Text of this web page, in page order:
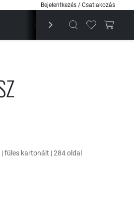
Bejelentkezés / Csatlakozás
BESTSELLEREK MAGAZIN
füles kartonált | 284 oldal